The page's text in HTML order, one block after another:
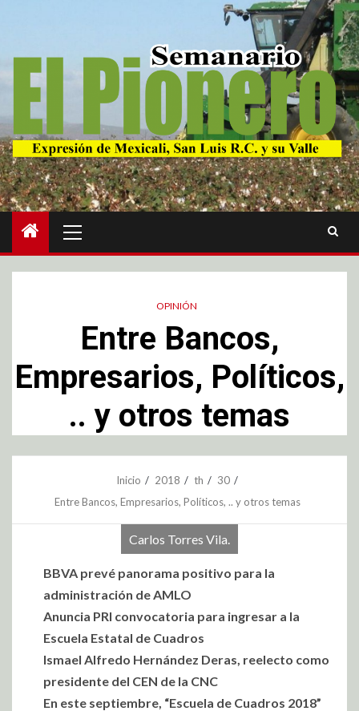
OPINIÓN
Entre Bancos,
Empresarios, Políticos,
.. y otros temas
Inicio 2018 th
30
Entre Bancos, Empresarios, Políticos, .. y otros temas
Carlos Torres Vila.
BBVA prevé panorama positivo para la
administración de AMLO
Anuncia PRI convocatoria para ingresar a la
Escuela Estatal de Cuadros
Ismael Alfredo Hernández Deras, reelecto como
presidente del CEN de la CNC
En este septiembre, “Escuela de Cuadros 2018”